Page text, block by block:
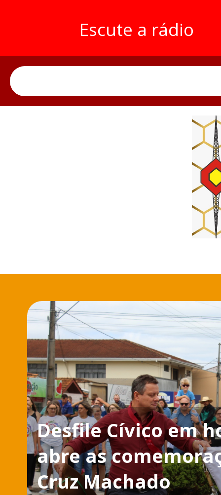
Escute a rádio
Desfile Cívico em
abre as
Cruz Machado